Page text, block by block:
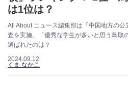
は1位は？
All About ニュース編集部は「中国地方の
査を実施。「優秀な学生が多いと思う鳥取
選ばれたのは？
2024.09.12
くま なかこ